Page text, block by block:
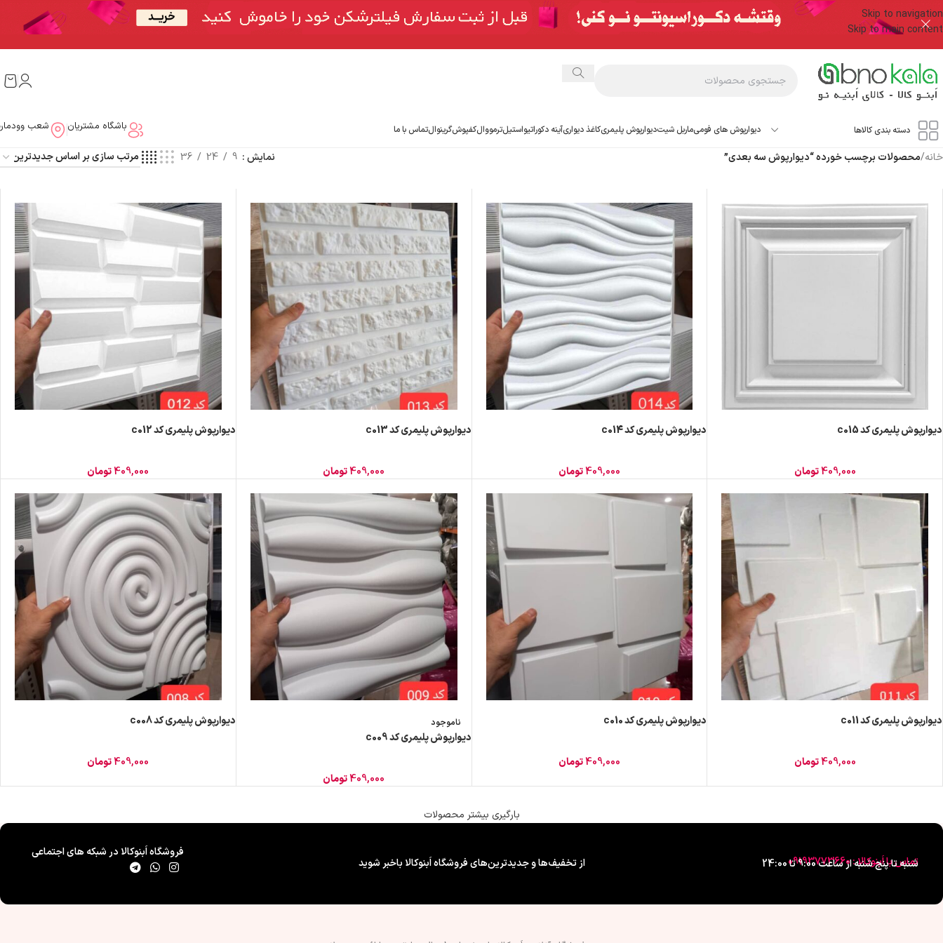
Skip to navigation
Skip to main content
دسته بندی کالاها دیوارپوش های فومیماربل شیتدیوارپوش پلیمریکاغذ دیواریآینه دکوراتیواستیلترمووالکفپوشگرینوالتماس با ما باشگاه مشتریان شعب
خانه/محصولات برچسب خورده “دیوارپوش سه بعدی” نمایش 9
24
36
دیوارپوش پلیمری کد c015
409,000تومان
دیوارپوش پلیمری کد c014
409,000تومان
دیوارپوش پلیمری کد c013
409,000تومان
دیوارپوش پلیمری کد c012
409,000تومان
دیوارپوش پلیمری کد c011
409,000تومان
دیوارپوش پلیمری کد c010
409,000تومان
ناموجود
دیوارپوش پلیمری کد c009
409,000تومان
دیوارپوش پلیمری کد c008
409,000تومان
بارگیری بیشتر محصولات
تماس با اَبنوکالا : 09193773660
شنبه تا پنج شنبه از ساعت 9:00 تا 24:00 از تخفیف‌ها و جدیدترین‌های فروشگاه اَبنوکالا باخبر شوید
فروشگاه اَبنوکالا در شبکه های اجتماعی